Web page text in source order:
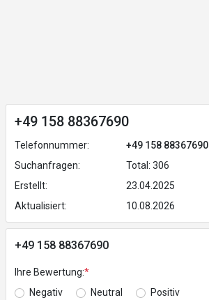
+49 158 88367690
Telefonnummer:
+49 158 88367690
Suchanfragen:
Total: 306
Erstellt:
23.04.2025
Aktualisiert:
10.08.2026
+49 158 88367690
Ihre Bewertung:*
Negativ
Neutral Positiv